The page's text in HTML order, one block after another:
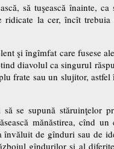
să tuşească înainte,
la cer, încît
şi îngîmfat care fusese
diavolul ca singurul
frate sau un slujitor,
se supună stăruinţelor
mănăstirea, cînd
de gînduri sau de
gîndurilor şi al